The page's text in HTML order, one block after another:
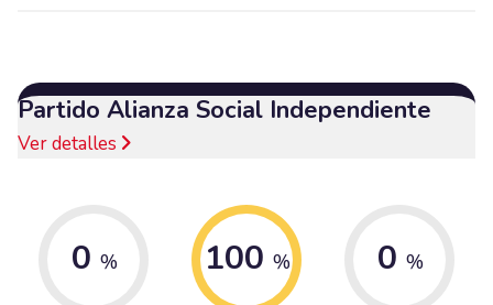
Partido Alianza Social Independiente
Ver detalles
0 % 100 % 0 %